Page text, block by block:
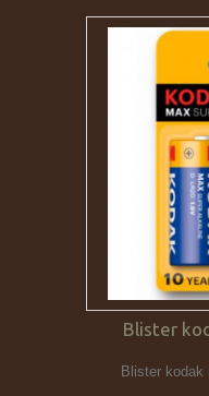
Blister
Blister